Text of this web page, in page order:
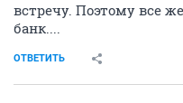
встречу. Поэтому все
банк....
ОТВЕТИТЬ